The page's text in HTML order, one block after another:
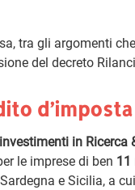
tra gli argomenti
del decreto
d’imposta
in Ricerca
le imprese di ben 11
e Sicilia, a